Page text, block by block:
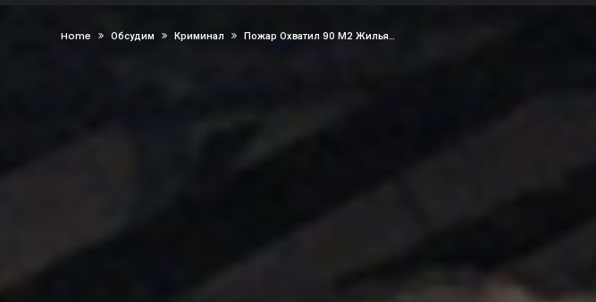
Home Обсудим Криминал Пожар Охватил 90 М2 Жилья…